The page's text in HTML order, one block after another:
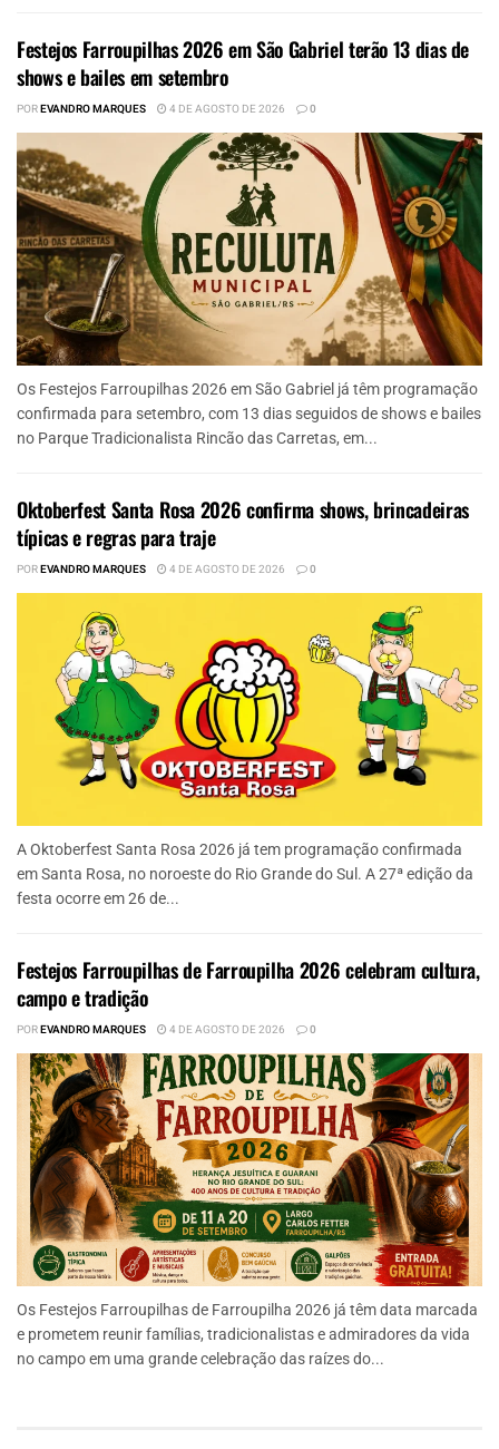
Festejos Farroupilhas 2026 em São Gabriel terão 13 dias de
shows e bailes em setembro
POREVANDRO MARQUES 4 DE AGOSTO DE 2026 0
Os Festejos Farroupilhas 2026 em São Gabriel já têm programação
confirmada para setembro, com 13 dias seguidos de shows e bailes
no Parque Tradicionalista Rincão das Carretas, em...
Oktoberfest Santa Rosa 2026 confirma shows, brincadeiras
típicas e regras para traje
POREVANDRO MARQUES 4 DE AGOSTO DE 2026 0
A Oktoberfest Santa Rosa 2026 já tem programação confirmada
em Santa Rosa, no noroeste do Rio Grande do Sul. A 27ª edição da
festa ocorre em 26 de...
Festejos Farroupilhas de Farroupilha 2026 celebram cultura,
campo e tradição
POREVANDRO MARQUES 4 DE AGOSTO DE 2026 0
Os Festejos Farroupilhas de Farroupilha 2026 já têm data marcada
e prometem reunir famílias, tradicionalistas e admiradores da vida
no campo em uma grande celebração das raízes do...